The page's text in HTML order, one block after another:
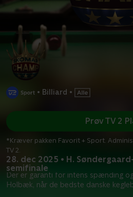
• Billiard •
28. dec 2025 • H.
semifinale
Der er garanti for intens spænding
Holbæk, når de bedste danske
Prøv TV 2
*Kræver pakken Favorit + Sport.
TV 2.